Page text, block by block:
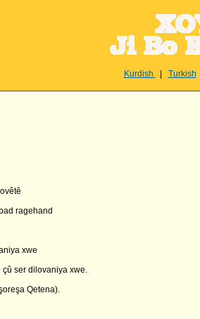
Kurdish Turkish
ragehand
xwe
ser dilovaniya xwe.
Qetena).